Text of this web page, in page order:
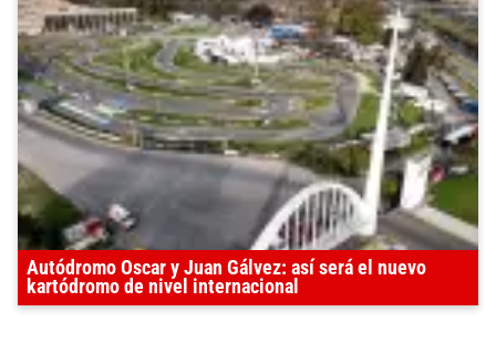
Autódromo Oscar y Juan Gálvez: así será el nuevo
kartódromo de nivel internacional